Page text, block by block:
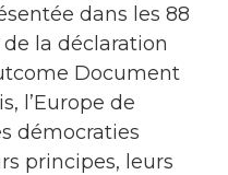
dans les 88
la déclaration
Document
l’Europe de
démocraties
principes, leurs